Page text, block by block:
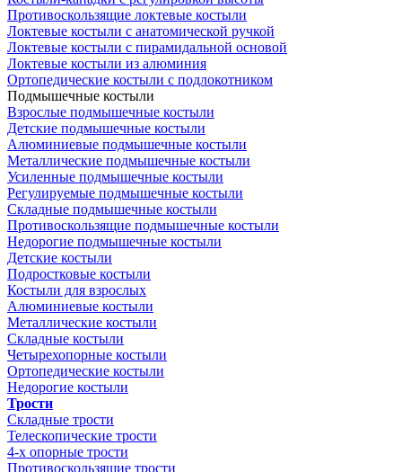
Противоскользящие локтевые костыли
Локтевые костыли с анатомической ручкой
Локтевые костыли с пирамидальной основой
Локтевые костыли из алюминия
Ортопедические костыли с подлокотником
Подмышечные костыли
Взрослые подмышечные костыли
Детские подмышечные костыли
Алюминиевые подмышечные костыли
Металлические подмышечные костыли
Усиленные подмышечные костыли
Регулируемые подмышечные костыли
Складные подмышечные костыли
Противоскользящие подмышечные костыли
Недорогие подмышечные костыли
Детские костыли
Подростковые костыли
Костыли для взрослых
Алюминиевые костыли
Металлические костыли
Складные костыли
Четырехопорные костыли
Ортопедические костыли
Недорогие костыли
Трости
Складные трости
Телескопические трости
4-х опорные трости
Противоскользящие трости